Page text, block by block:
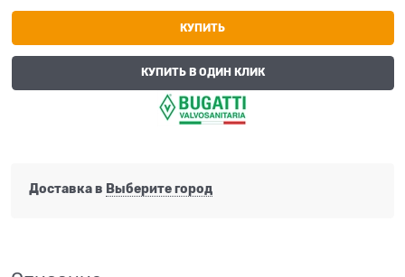
КУПИТЬ
КУПИТЬ В ОДИН КЛИК
Доставка в Выберите город